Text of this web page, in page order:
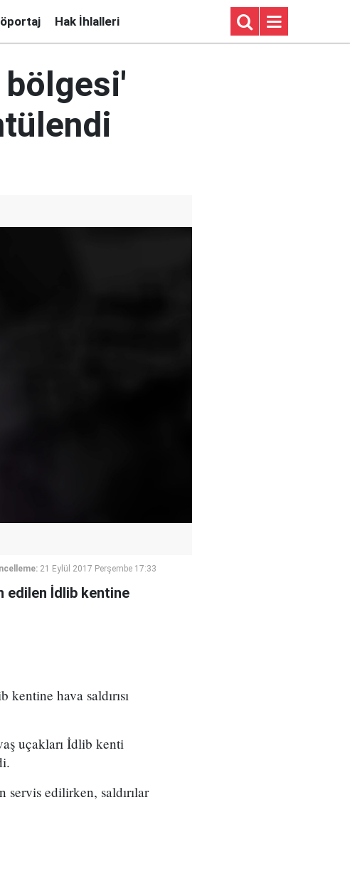
Hak İhlalleri
bölgesi'
21 Eylül 2017 Perşembe 17:33
edilen İdlib kentine
hava saldırısı
uçakları İdlib kenti
servis edilirken, saldırılar